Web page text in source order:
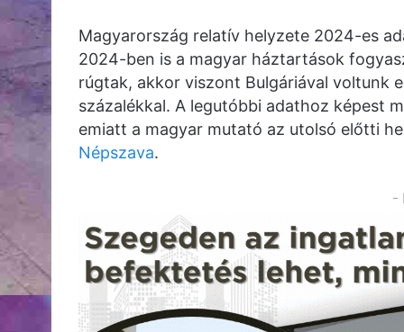
Magyarország relatív helyzete 2024-es
2024-ben is a magyar háztartások
rúgtak, akkor viszont Bulgáriával voltunk
százalékkal. A legutóbbi adathoz képest
emiatt a magyar mutató az utolsó előtti
Népszava.
-